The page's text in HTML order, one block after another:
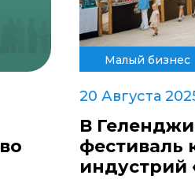
Малый бизнес
20 Августа
В
фестиваль
индустрий